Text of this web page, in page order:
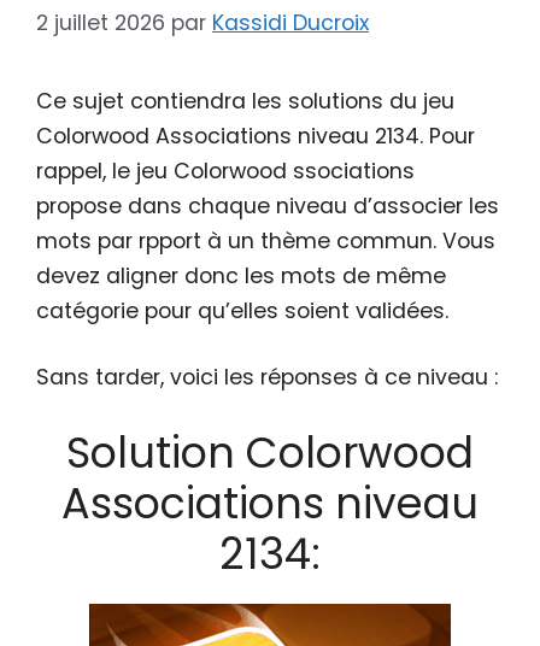
2 juillet 2026 par Kassidi Ducroix
Ce sujet contiendra les solutions du jeu
Colorwood Associations niveau 2134. Pour
rappel, le jeu Colorwood ssociations
propose dans chaque niveau d’associer les
mots par rpport à un thème commun. Vous
devez aligner donc les mots de même
catégorie pour qu’elles soient validées.
Sans tarder, voici les réponses à ce niveau :
Solution Colorwood
Associations niveau
2134: